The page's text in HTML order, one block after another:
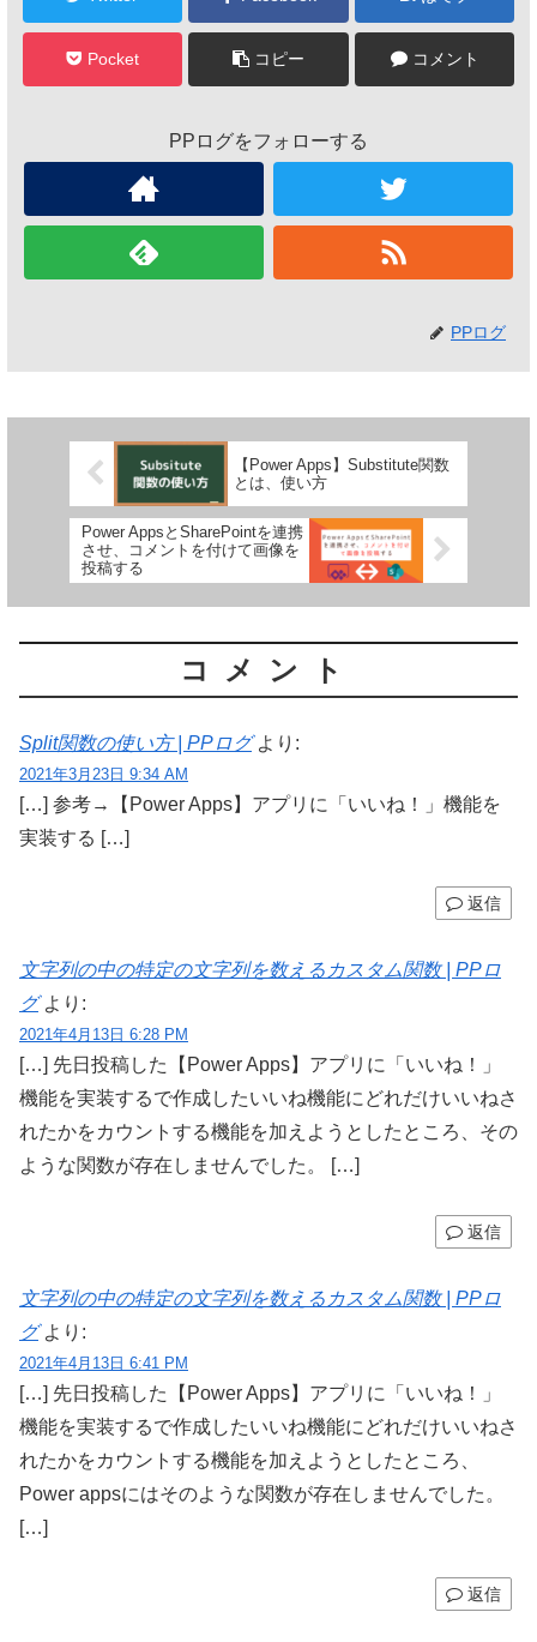
Pocket コピー コメント
PPログをフォローする
PPログ
【Power Apps】Substitute関数
とは、使い方
Power AppsとSharePointを連携
させ、コメントを付けて画像を
投稿する
コメント
Split関数の使い方 | PPログ より:
2021年3月23日 9:34 AM
[…] 参考→【Power Apps】アプリに「いいね！」機能を
実装する […]
返信
文字列の中の特定の文字列を数えるカスタム関数 | PPロ
グ より:
2021年4月13日 6:28 PM
[…] 先日投稿した【Power Apps】アプリに「いいね！」
機能を実装するで作成したいいね機能にどれだけいいねさ
れたかをカウントする機能を加えようとしたところ、その
ような関数が存在しませんでした。 […]
返信
文字列の中の特定の文字列を数えるカスタム関数 | PPロ
グ より:
2021年4月13日 6:41 PM
[…] 先日投稿した【Power Apps】アプリに「いいね！」
機能を実装するで作成したいいね機能にどれだけいいねさ
れたかをカウントする機能を加えようとしたところ、
Power appsにはそのような関数が存在しませんでした。
[…]
返信